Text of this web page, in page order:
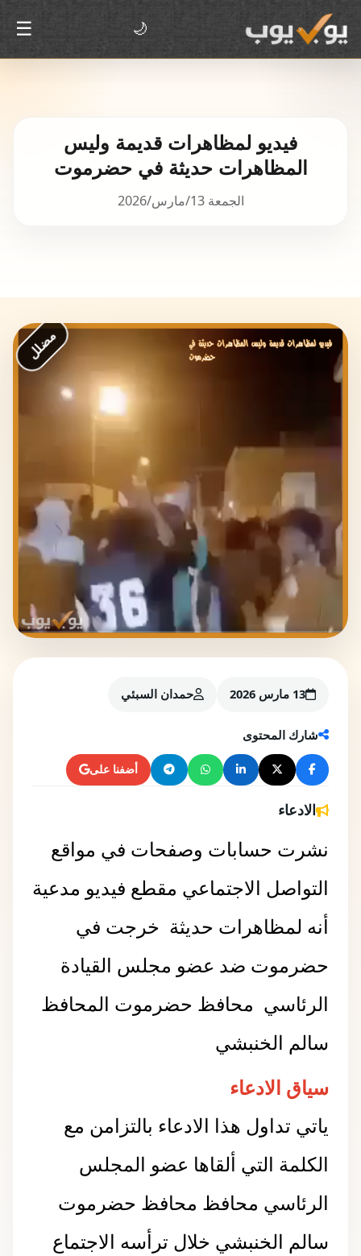
🌙
☰
فيديو لمظاهرات قديمة وليس
المظاهرات حديثة في حضرموت
الجمعة 13/مارس/2026
مضلل
13 مارس 2026 حمدان السبئي
شارك المحتوى
أضفنا على
الادعاء
نشرت حسابات وصفحات في مواقع
التواصل الاجتماعي مقطع فيديو مدعية
أنه لمظاهرات حديثة خرجت في
حضرموت ضد عضو مجلس القيادة
الرئاسي محافظ حضرموت المحافظ
سالم الخنبشي
سياق الادعاء
ياتي تداول هذا الادعاء بالتزامن مع
الكلمة التي ألقاها عضو المجلس
الرئاسي محافظ محافظ حضرموت
سالم الخنبشي خلال ترأسه الاجتماع